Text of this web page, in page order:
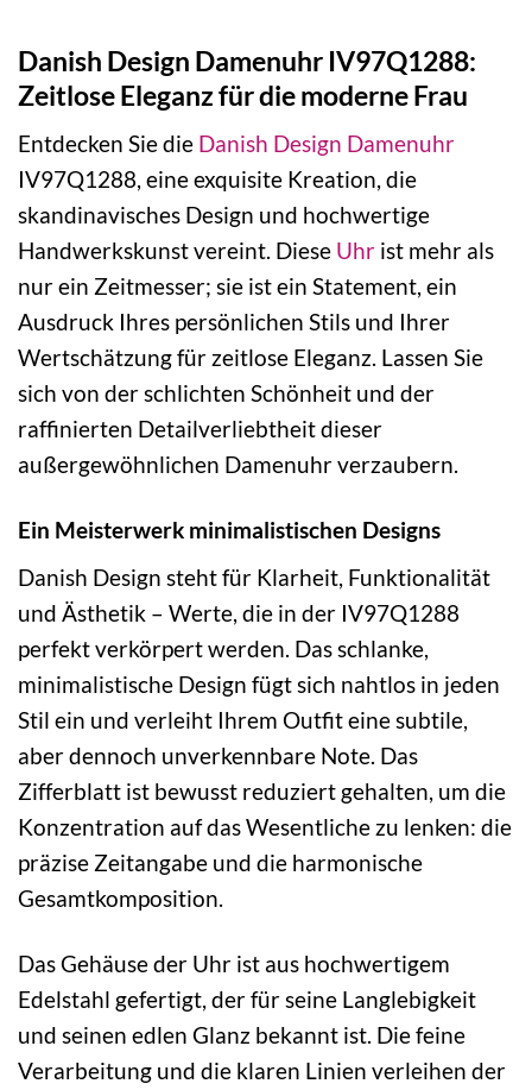
Danish Design Damenuhr IV97Q1288:
Zeitlose Eleganz für die moderne Frau
Entdecken Sie die Danish Design Damenuhr
IV97Q1288, eine exquisite Kreation, die
skandinavisches Design und hochwertige
Handwerkskunst vereint. Diese Uhr ist mehr als
nur ein Zeitmesser; sie ist ein Statement, ein
Ausdruck Ihres persönlichen Stils und Ihrer
Wertschätzung für zeitlose Eleganz. Lassen Sie
sich von der schlichten Schönheit und der
raffinierten Detailverliebtheit dieser
außergewöhnlichen Damenuhr verzaubern.
Ein Meisterwerk minimalistischen Designs
Danish Design steht für Klarheit, Funktionalität
und Ästhetik – Werte, die in der IV97Q1288
perfekt verkörpert werden. Das schlanke,
minimalistische Design fügt sich nahtlos in jeden
Stil ein und verleiht Ihrem Outfit eine subtile,
aber dennoch unverkennbare Note. Das
Zifferblatt ist bewusst reduziert gehalten, um die
Konzentration auf das Wesentliche zu lenken: die
präzise Zeitangabe und die harmonische
Gesamtkomposition.
Das Gehäuse der Uhr ist aus hochwertigem
Edelstahl gefertigt, der für seine Langlebigkeit
und seinen edlen Glanz bekannt ist. Die feine
Verarbeitung und die klaren Linien verleihen der